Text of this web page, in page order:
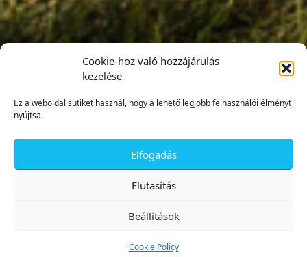
Cookie-hoz való hozzájárulás
kezelése
Ez a weboldal sütiket használ, hogy a lehető legjobb felhasználói élményt
nyújtsa.
Elfogadás
Elutasítás
Beállítások
Cookie Policy
✕